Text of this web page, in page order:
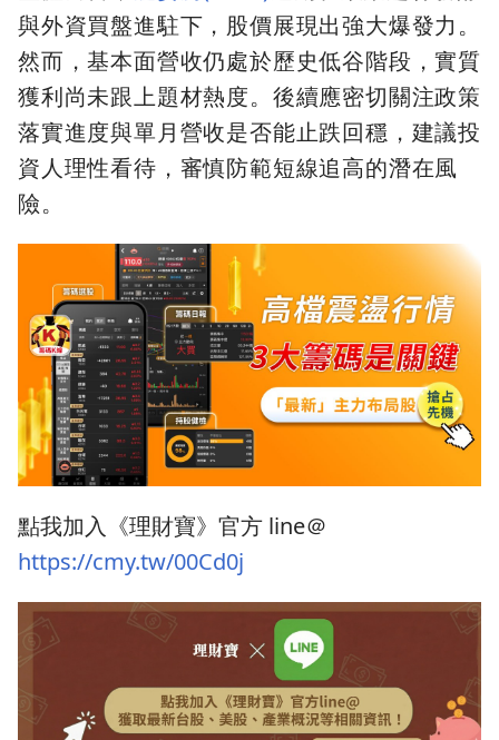
與外資買盤進駐下，股價展現出強大爆發力。
然而，基本面營收仍處於歷史低谷階段，實質
獲利尚未跟上題材熱度。後續應密切關注政策
落實進度與單月營收是否能止跌回穩，建議投
資人理性看待，審慎防範短線追高的潛在風
險。
點我加入《理財寶》官方 line＠
https://cmy.tw/00Cd0j